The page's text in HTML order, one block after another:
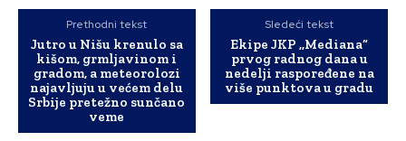
Prethodni tekst
Jutro u Nišu krenulo sa
kišom, grmljavinom i
gradom, a meteorolozi
najavljuju u većem delu
Srbije pretežno sunčano
veme
Sledeći tekst
Ekipe JKP ,,Mediana“
prvog radnog dana u
nedelji raspoređene na
više punktova u gradu